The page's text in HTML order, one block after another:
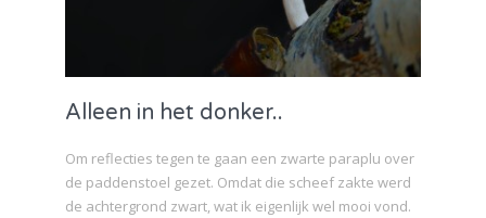
Alleen in het donker..
Om reflecties tegen te gaan een zwarte paraplu over
de paddenstoel gezet. Omdat die scheef zakte werd
de achtergrond zwart, wat ik eigenlijk wel mooi vond.